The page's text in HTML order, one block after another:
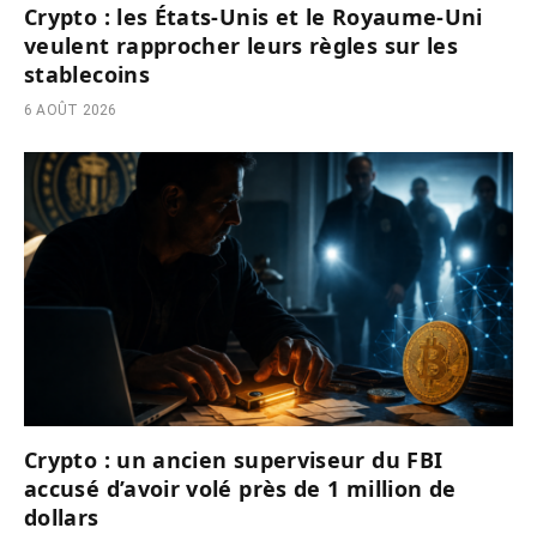
Crypto : les États-Unis et le Royaume-Uni
veulent rapprocher leurs règles sur les
stablecoins
6 AOÛT 2026
Crypto : un ancien superviseur du FBI
accusé d’avoir volé près de 1 million de
dollars